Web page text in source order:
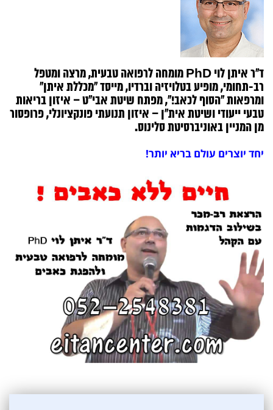
ד”ר איתן לוי PhD מומחה לרפואה טבעית, מרצה ומטפל
רב-תחומי, מופיע בטלויזיה וברדיו, מייסד “מכללת איתן”
ומרפאות “הסוף לכאב!”,מפתח שיטת אבי”ט – איזון בריאות
טבעי ייעודי ושיטת אית”ן – איזון תנועתי פונקציונלי, פרופסור
מן המניין באוניברסיטת סלינוס.
יחד יוצרים עולם בריא יותר!